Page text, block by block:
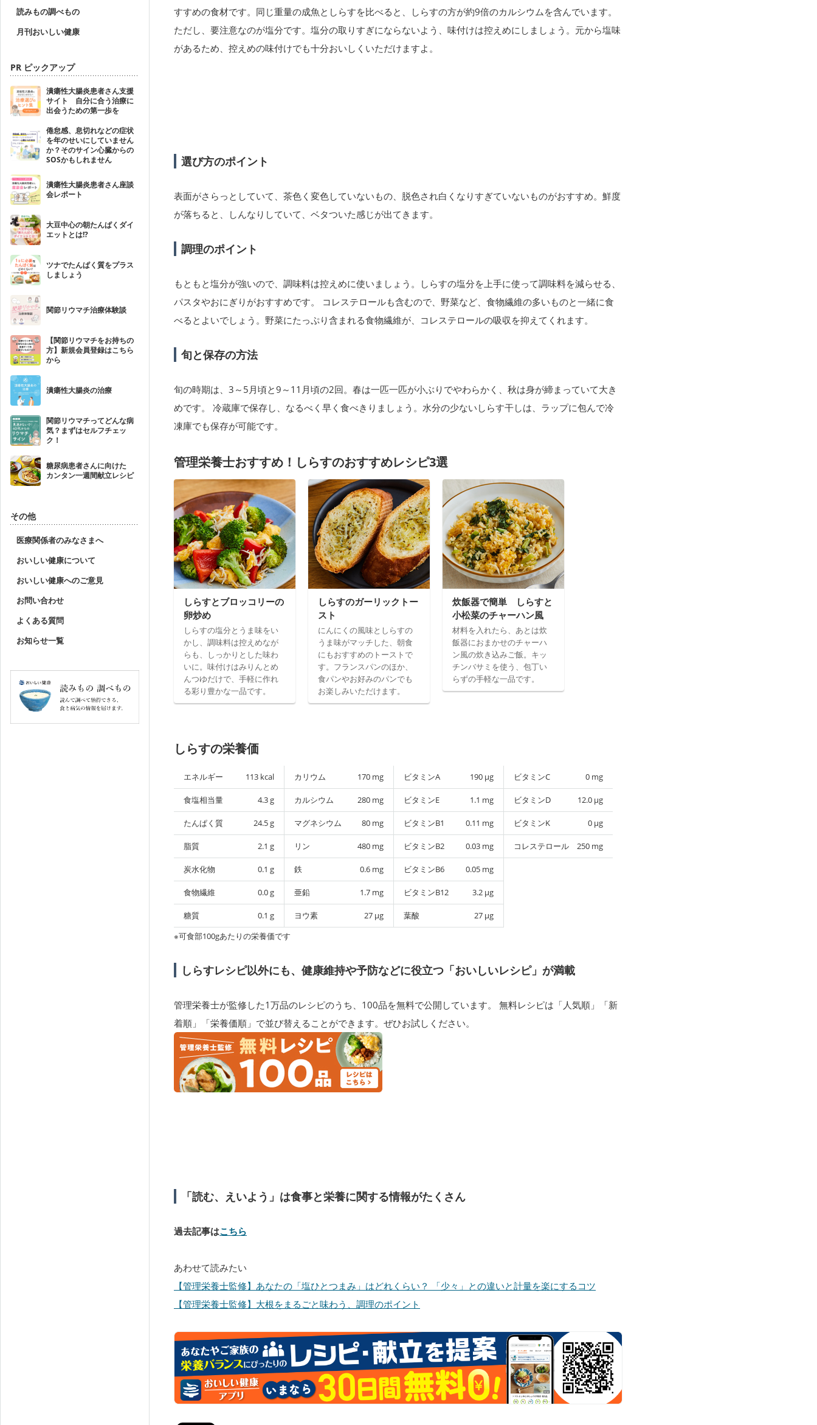
読みもの調べもの
月刊おいしい健康
PR ピックアップ
潰瘍性大腸炎患者さん支援
サイト 自分に合う治療に
出会うための第一歩を
倦怠感、息切れなどの症状
を年のせいにしていません
か？そのサイン心臓からの
SOSかもしれません
潰瘍性大腸炎患者さん座談
会レポート
大豆中心の朝たんぱくダイ
エットとは!?
ツナでたんぱく質をプラス
しましょう
関節リウマチ治療体験談
【関節リウマチをお持ちの
方】新規会員登録はこちら
から
潰瘍性大腸炎の治療
関節リウマチってどんな病
気？まずはセルフチェッ
ク！
糖尿病患者さんに向けた
カンタン一週間献立レシピ
その他
医療関係者のみなさまへ
おいしい健康について
おいしい健康へのご意見
お問い合わせ
よくある質問
お知らせ一覧
すすめの食材です。同じ重量の成魚としらすを比べると、しらすの方が約9倍のカルシウムを含んでいます。
ただし、要注意なのが塩分です。塩分の取りすぎにならないよう、味付けは控えめにしましょう。元から塩味
があるため、控えめの味付けでも十分おいしくいただけますよ。
選び方のポイント
表面がさらっとしていて、茶色く変色していないもの、脱色され白くなりすぎていないものがおすすめ。鮮度
が落ちると、しんなりしていて、ベタついた感じが出てきます。
調理のポイント
もともと塩分が強いので、調味料は控えめに使いましょう。しらすの塩分を上手に使って調味料を減らせる、
パスタやおにぎりがおすすめです。 コレステロールも含むので、野菜など、食物繊維の多いものと一緒に食
べるとよいでしょう。野菜にたっぷり含まれる食物繊維が、コレステロールの吸収を抑えてくれます。
旬と保存の方法
旬の時期は、3～5月頃と9～11月頃の2回。春は一匹一匹が小ぶりでやわらかく、秋は身が締まっていて大き
めです。 冷蔵庫で保存し、なるべく早く食べきりましょう。水分の少ないしらす干しは、ラップに包んで冷
凍庫でも保存が可能です。
管理栄養士おすすめ！しらすのおすすめレシピ3選
しらすとブロッコリーの
卵炒め
しらすの塩分とうま味をい
かし、調味料は控えめなが
らも、しっかりとした味わ
いに。味付けはみりんとめ
んつゆだけで、手軽に作れ
る彩り豊かな一品です。
しらすのガーリックトー
スト
にんにくの風味としらすの
うま味がマッチした、朝食
にもおすすめのトーストで
す。フランスパンのほか、
食パンやお好みのパンでも
お楽しみいただけます。
炊飯器で簡単 しらすと
小松菜のチャーハン風
材料を入れたら、あとは炊
飯器におまかせのチャーハ
ン風の炊き込みご飯。キッ
チンバサミを使う、包丁い
らずの手軽な一品です。
しらすの栄養価
エネルギー 113 kcal
食塩相当量 4.3g
たんぱく質 24.5g
脂質 2.1 g
炭水化物 0.1 g
食物繊維 0.0g
糖質 0.1 g
カリウム 170 mg
カルシウム 280 mg
マグネシウム 80 mg
リン 480 mg
鉄 0.6 mg
亜鉛 1.7 mg
ヨウ素 27 µg
ビタミンA 190 µg
ビタミンE 1.1 mg
ビタミンB1 0.11 mg
ビタミンB2 0.03 mg
ビタミンB6 0.05 mg
ビタミンB12 3.2 µg
葉酸 27 µg
ビタミンC 0 mg
ビタミンD 12.0 µg
ビタミンK 0 µg
コレステロール 250 mg
※可食部100gあたりの栄養価です
しらすレシピ以外にも、健康維持や予防などに役立つ「おいしいレシピ」が満載
管理栄養士が監修した1万品のレシピのうち、100品を無料で公開しています。 無料レシピは「人気順」「新
着順」「栄養価順」で並び替えることができます。ぜひお試しください。
「読む、えいよう」は食事と栄養に関する情報がたくさん
過去記事はこちら
あわせて読みたい
【管理栄養士監修】あなたの「塩ひとつまみ」はどれくらい？ 「少々」との違いと計量を楽にするコツ
【管理栄養士監修】大根をまるごと味わう、調理のポイント